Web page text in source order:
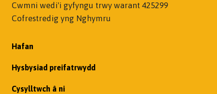
Cwmni wedi'i gyfyngu trwy warant 425299
Cofrestredig yng Nghymru
Hafan
Hysbysiad preifatrwydd
Cysylltwch â ni